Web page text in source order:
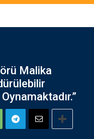
Malika